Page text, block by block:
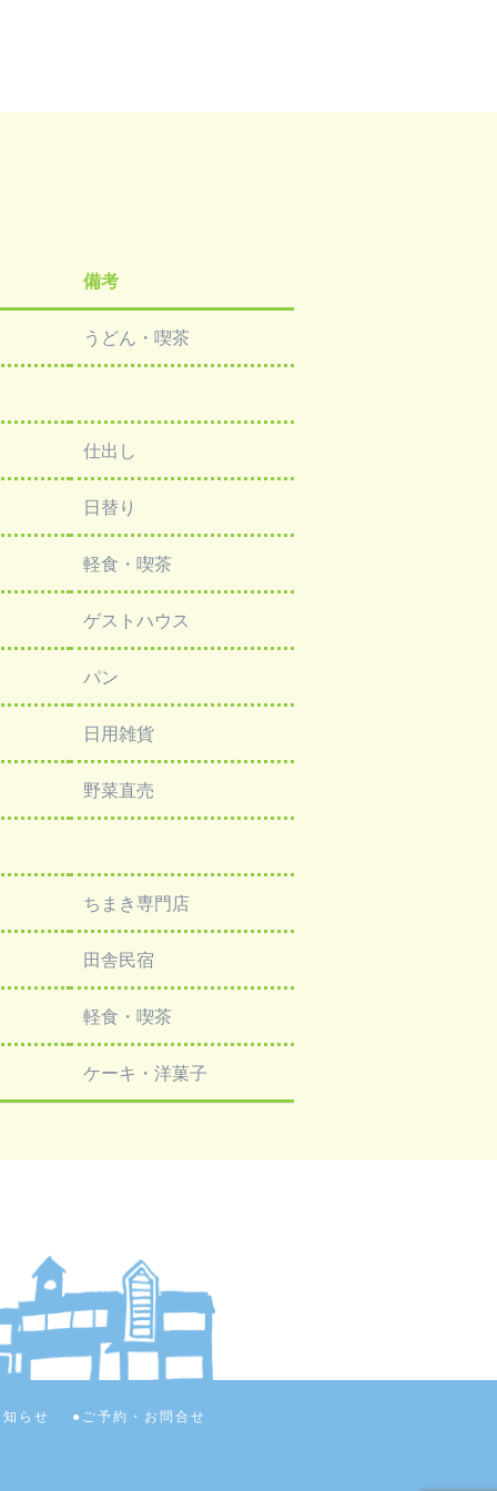
備考
うどん・喫茶
仕出し
日替り
軽食・喫茶
ゲストハウス
パン
日用雑貨
野菜直売
ちまき専門店
田舎民宿
軽食・喫茶
ケーキ・洋菓子
知らせ ご予約・お問合せ